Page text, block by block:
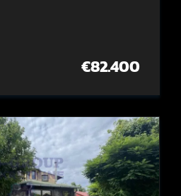
€82.400